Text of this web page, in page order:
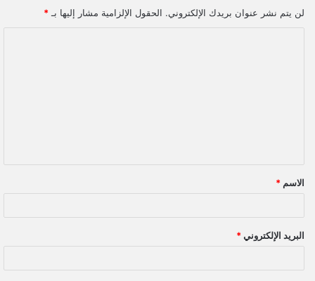
لن يتم نشر عنوان بريدك الإلكتروني. الحقول الإلزامية مشار إليها بـ *
ق
*
الاسم *
البريد الإلكتروني *